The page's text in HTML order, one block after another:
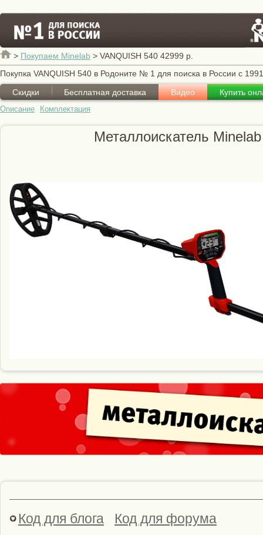
> Покупаем Minelab > VANQUISH 540 42999 р.
Покупка VANQUISH 540 в Родоните № 1 для поиска в России с
Скидки
Бесплатная доставка Видео Купить
Описание Комплектация
Металлоискатель
Код для блога Код для форума